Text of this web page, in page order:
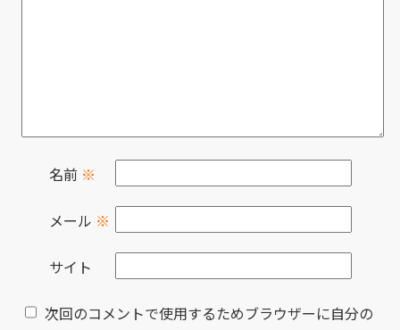
名前 ※
メール ※
サイト
次回のコメントで使用するためブラウザーに自分の